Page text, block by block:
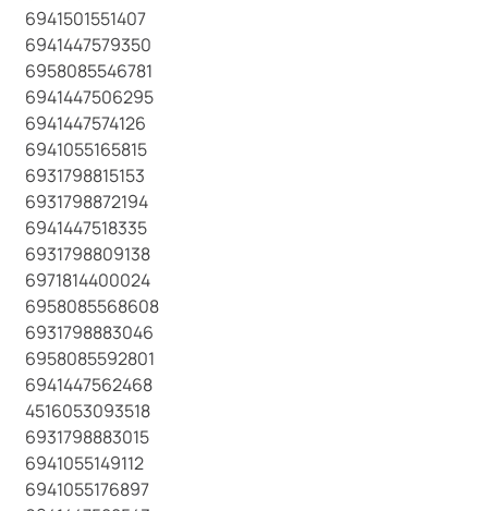
6941501551407
6941447579350
6958085546781
6941447506295
6941447574126
6941055165815
6931798815153
6931798872194
6941447518335
6931798809138
6971814400024
6958085568608
6931798883046
6958085592801
6941447562468
4516053093518
6931798883015
6941055149112
6941055176897